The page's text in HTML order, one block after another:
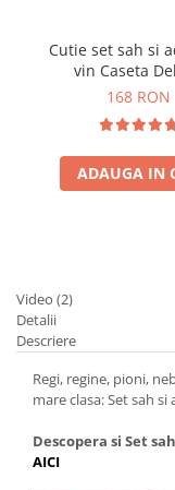
Cutie set sah si
vin Caseta
168 RON
ADAUGA IN
Video (2)
Detalii
Descriere
Regi, regine, pioni,
mare clasa: Set sah
Descopera si Set
AICI